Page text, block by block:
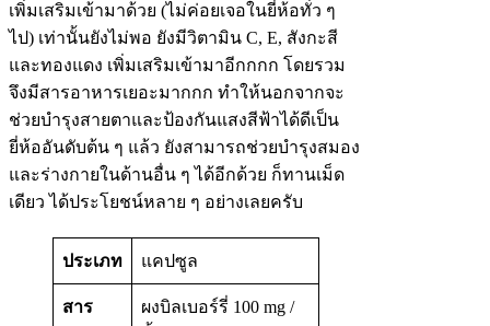
เพิ่มเสริมเข้ามาด้วย (ไม่ค่อยเจอในยี่ห้อทั่ว ๆ
ไป) เท่านั้นยังไม่พอ ยังมีวิตามิน C, E, สังกะสี
และทองแดง เพิ่มเสริมเข้ามาอีกกกก โดยรวม
จึงมีสารอาหารเยอะมากกก ทำให้นอกจากจะ
ช่วยบำรุงสายตาและป้องกันแสงสีฟ้าได้ดีเป็น
ยี่ห้ออันดับต้น ๆ แล้ว ยังสามารถช่วยบำรุงสมอง
และร่างกายในด้านอื่น ๆ ได้อีกด้วย ก็ทานเม็ด
เดียว ได้ประโยชน์หลาย ๆ อย่างเลยครับ
ประเภท แคปซูล
สาร
ผงบิลเบอร์รี่ 100 mg /